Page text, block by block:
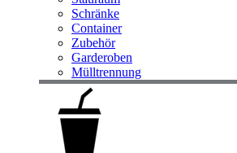
Schränke
Container
Zubehör
Garderoben
Mülltrennung